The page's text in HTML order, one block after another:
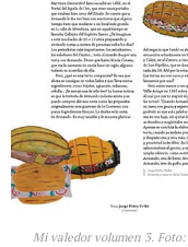
Mi valedor volumen 3.